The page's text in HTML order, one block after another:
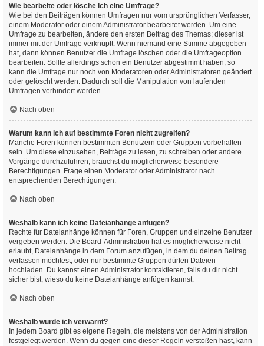
Wie bearbeite oder lösche ich eine Umfrage?
Wie bei den Beiträgen können Umfragen nur vom ursprünglichen Verfasser,
einem Moderator oder einem Administrator bearbeitet werden. Um eine
Umfrage zu bearbeiten, ändere den ersten Beitrag des Themas; dieser ist
immer mit der Umfrage verknüpft. Wenn niemand eine Stimme abgegeben
hat, dann können Benutzer die Umfrage löschen oder die Umfrageoption
bearbeiten. Sollte allerdings schon ein Benutzer abgestimmt haben, so
kann die Umfrage nur noch von Moderatoren oder Administratoren geändert
oder gelöscht werden. Dadurch soll die Manipulation von laufenden
Umfragen verhindert werden.
Nach oben
Warum kann ich auf bestimmte Foren nicht zugreifen?
Manche Foren können bestimmten Benutzern oder Gruppen vorbehalten
sein. Um diese einzusehen, Beiträge zu lesen, zu schreiben oder andere
Vorgänge durchzuführen, brauchst du möglicherweise besondere
Berechtigungen. Frage einen Moderator oder Administrator nach
entsprechenden Berechtigungen.
Nach oben
Weshalb kann ich keine Dateianhänge anfügen?
Rechte für Dateianhänge können für Foren, Gruppen und einzelne Benutzer
vergeben werden. Die Board-Administration hat es möglicherweise nicht
erlaubt, Dateianhänge in dem Forum anzufügen, in dem du deinen Beitrag
verfassen möchtest, oder nur bestimmte Gruppen dürfen Dateien
hochladen. Du kannst einen Administrator kontaktieren, falls du dir nicht
sicher bist, wieso du keine Dateianhänge anfügen kannst.
Nach oben
Weshalb wurde ich verwarnt?
In jedem Board gibt es eigene Regeln, die meistens von der Administration
festgelegt werden. Wenn du gegen eine dieser Regeln verstoßen hast, kann